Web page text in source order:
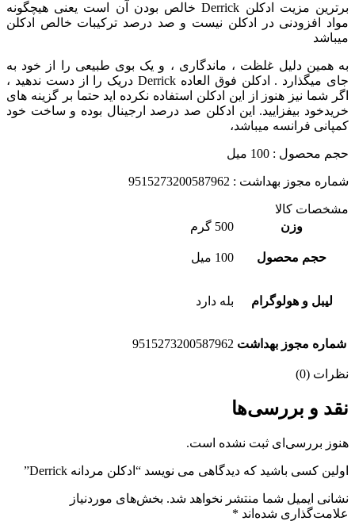
برترین مزیت ادكلن Derrick خالص بودن آن است یعنی هیچگونه
مواد افزودنی در ادکلن نیست و صد درصد ترکیبات خالص ادکلن
میباشد
به همین دلیل غلظت ، ماندگاری ، و یک بوی طبیعی را از خود به
جای میگذارد . ادکلن فوق العاده Derrick دریک را از دست ندهید ،
اگر شما نیز هنوز از این ادکلن استفاده نکرده اید حتما بر گزینه های
خریدخود بیفزایید. این ادکلن صد درصد ارجینال بوده و ساخت خود
کمپانی فرانسه میباشد،
حجم محصول : 100 میل
شماره مجوز بهداشت : 9515273200587962
مشخصات کالا
وزن
500 گرم
حجم محصول 100 میل
لیبل و هولوگرام بله دارد
شماره مجوز بهداشت 9515273200587962
نظرات (0)
نقد و بررسی‌ها
هنوز بررسی‌ای ثبت نشده است.
اولین کسی باشید که دیدگاهی می نویسد “ادكلن مردانه Derrick”
نشانی ایمیل شما منتشر نخواهد شد. بخش‌های موردنیاز
علامت‌گذاری شده‌اند *